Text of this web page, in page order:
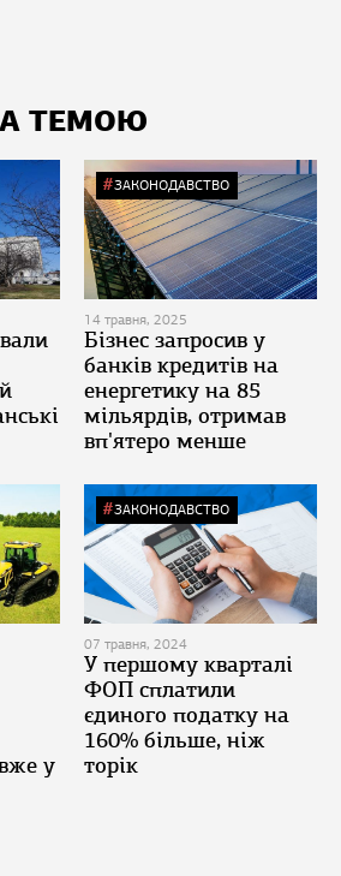
ТЕМОЮ
ЗАКОНОДАВСТВО
14 травня, 2025
Бізнес запросив у
банків кредитів на
енергетику на 85
мільярдів, отримав
вп'ятеро менше
у
ЗАКОНОДАВСТВО
07 травня, 2024
У першому кварталі
ФОП сплатили
єдиного податку на
160% більше, ніж
торік